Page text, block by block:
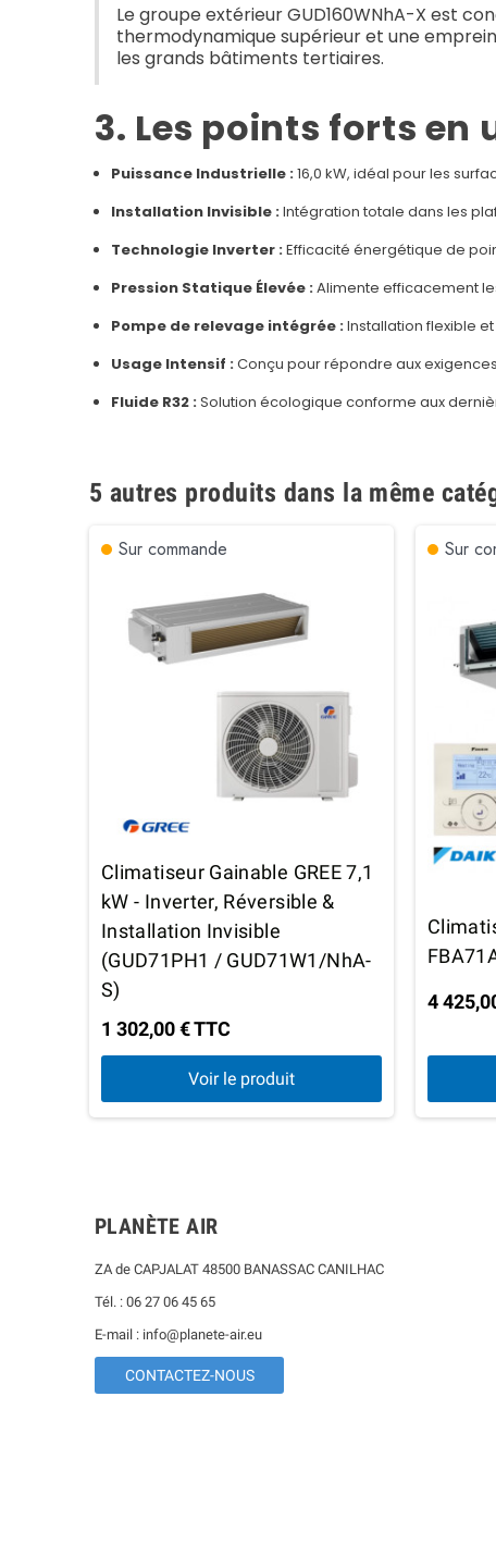
Le groupe extérieur GUD160WNhA-X est
thermodynamique supérieur et une
les grands bâtiments tertiaires.
3. Les points forts
Puissance Industrielle :16,0 kW, idéal pour les
Installation Invisible :Intégration totale dans les
Technologie Inverter :Efficacité énergétique de
Pression Statique Élevée :Alimente efficacement
Pompe de relevage intégrée :Installation flexible
Usage Intensif :Conçu pour répondre aux
Fluide R32 :Solution écologique conforme aux
5 autres produits dans la même
Sur commande
Climatiseur Gainable GREE 7,1
kW - Inverter, Réversible &
Installation Invisible
(GUD71PH1 / GUD71W1/NhA-
S)
1 302,00 € TTC
Voir le produit
Sur
4
PLANÈTE AIR
ZA de CAPJALAT 48500 BANASSAC CANILHAC
Tél. : 06 27 06 45 65
E-mail : info@planete-air.eu
CONTACTEZ-NOUS